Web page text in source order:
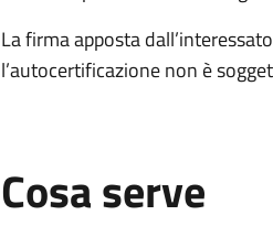
La firma apposta
l’autocertificazione non è
Cosa serve